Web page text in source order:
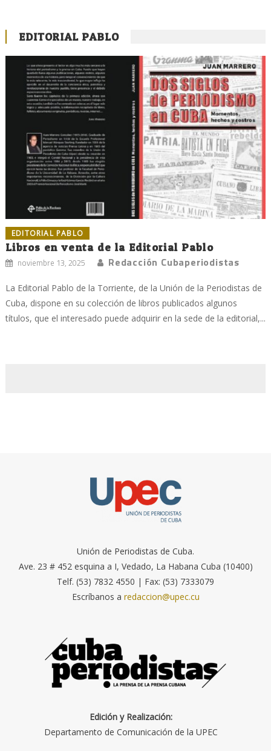
EDITORIAL PABLO
EDITORIAL PABLO
Libros en venta de la Editorial Pablo
noviembre 13, 2025 Redacción Cubaperiodistas
La Editorial Pablo de la Torriente, de la Unión de la Periodistas de
Cuba, dispone en su colección de libros publicados algunos
títulos, que el interesado puede adquirir en la sede de la editorial,...
Unión de Periodistas de Cuba.
Ave. 23 # 452 esquina a I, Vedado, La Habana Cuba (10400)
Telf. (53) 7832 4550 | Fax: (53) 7333079
Escríbanos a redaccion@upec.cu
Edición y Realización:
Departamento de Comunicación de la UPEC